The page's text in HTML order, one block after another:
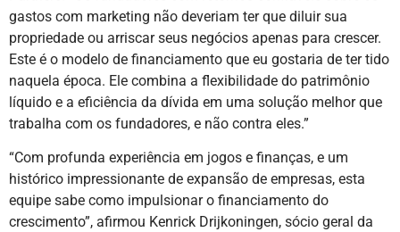
gastos com marketing não deveriam ter que diluir sua
propriedade ou arriscar seus negócios apenas para crescer.
Este é o modelo de financiamento que eu gostaria de ter tido
naquela época. Ele combina a flexibilidade do patrimônio
líquido e a eficiência da dívida em uma solução melhor que
trabalha com os fundadores, e não contra eles.”
“Com profunda experiência em jogos e finanças, e um
histórico impressionante de expansão de empresas, esta
equipe sabe como impulsionar o financiamento do
crescimento”, afirmou Kenrick Drijkoningen, sócio geral da